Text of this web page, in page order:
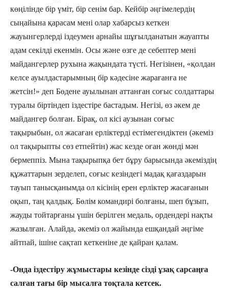
көңілінде бір үміт, бір сенім бар. Кейбір әңгімелердің
сыңайына қарасам мені олар хабарсыз кеткен
жауынгерлерді іздеумен арнайы шұғылданатын жауапты
адам секілді екенмін. Осы және өзге де себептер мені
майдангерлер рухына жақындата түсті. Негізінен, «қолдан
келсе ауылдастарымның бір кәдесіне жарағанға не
жетсін!» деп Бөдене ауылынан аттанған соғыс солдаттары
туралы біртіндеп іздестіре бастадым. Негізі, өз әкем де
майдангер болған. Бірақ, ол кісі аузынан соғыс
тақырыбын, ол жасаған ерліктерді естімегендіктен (әкеміз
ол тақырыпты сөз етпейтін) жас кезде оған жөнді мән
бермеппіз. Мына тақырыпқа бет бұру барысында әкеміздің
құжаттарын зерделеп, соғыс кезіндегі мадақ қағаздарын
тауып танысқанымда ол кісінің ерен ерліктер жасағанын
оқып, таң қалдық. Бөлім командирі болғаны, шеп бұзып,
жауды тойтарғаны үшін берілген медаль, ордендері нақты
жазылған. Алайда, әкеміз ол жайында ешқандай әңгіме
айтпай, ішіне сақтап кеткеніне де қайран қалам.
-Онда іздестіру жұмыстары кезінде сізді ұзақ сарсаңға
салған тағы бір мысалға тоқтала кетсек.